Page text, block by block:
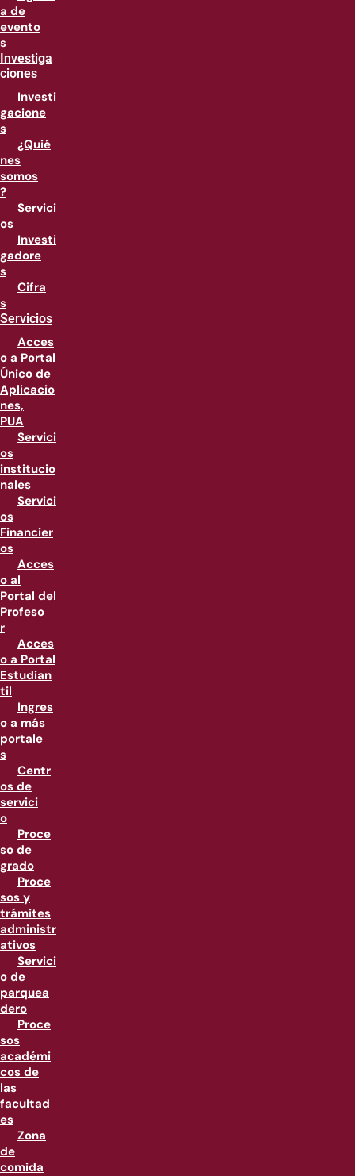
a de
evento
s
Investiga
ciones
Investi
gacione
s
¿Quié
nes
somos
?
Servici
os
Investi
gadore
s
Cifra
s
Servicios
Acces
o a Portal
Único de
Aplicacio
nes,
PUA
Servici
os
institucio
nales
Servici
os
Financier
os
Acces
o al
Portal del
Profeso
r
Acces
o a Portal
Estudian
til
Ingres
o a más
portale
s
Centr
os de
servici
o
Proce
so de
grado
Proce
sos y
trámites
administr
ativos
Servici
o de
parquea
dero
Proce
sos
académi
cos de
las
facultad
es
Zona
de
comida